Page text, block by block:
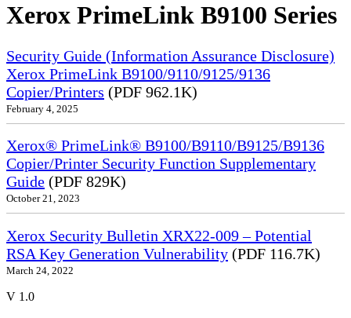
Xerox PrimeLink B9100 Series
Security Guide (Information Assurance Disclosure)
Xerox PrimeLink B9100/9110/9125/9136
Copier/Printers (PDF 962.1K)
February 4, 2025
Xerox® PrimeLink® B9100/B9110/B9125/B9136
Copier/Printer Security Function Supplementary
Guide (PDF 829K)
October 21, 2023
Xerox Security Bulletin XRX22-009 – Potential
RSA Key Generation Vulnerability (PDF 116.7K)
March 24, 2022
V 1.0